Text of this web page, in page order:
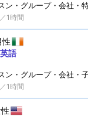
ン ・グループ・会社・
性
語
ン ・グループ・会社・